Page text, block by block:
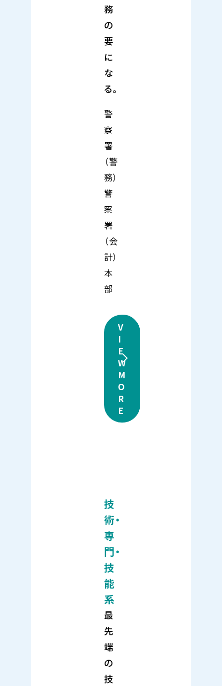
務
の
要
に
な
る。
警
察
署
（警
務）
警
察
署
（会
計）
本
部
V
I
E
W
M
O
R
E
技
術・
専
門・
技
能
系
最
先
端
の
技